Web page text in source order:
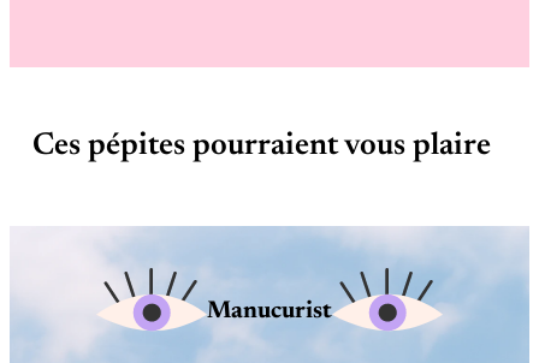
Ces pépites pourraient vous plaire
Manucurist